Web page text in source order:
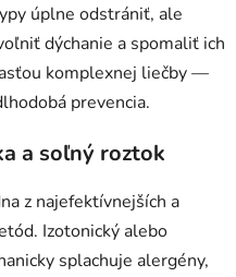
úplne odstrániť, ale
dýchanie a spomaliť ich
komplexnej liečby —
prevencia.
a soľný roztok
z najefektívnejších a
Izotonický alebo
splachuje alergény,